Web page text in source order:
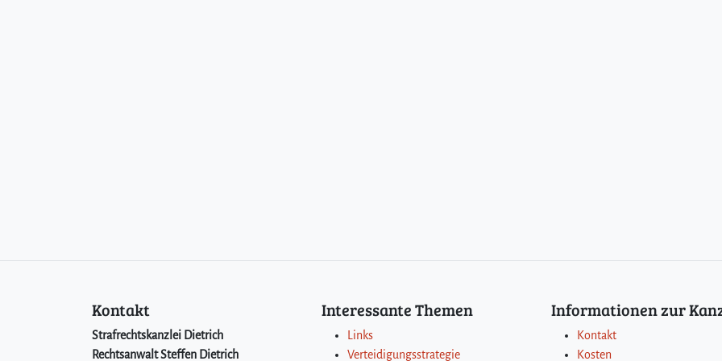
Kontakt
Strafrechtskanzlei Dietrich
Rechtsanwalt Steffen Dietrich
Interessante Themen
Links
Verteidigungsstrategie
Informationen zur
Kontakt
Kosten